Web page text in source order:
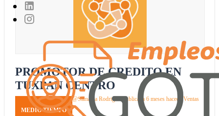
PROMOTOR DE CREDITO EN
TUXPAN CENTRO
MEDIO TIEMPO
@Samanta Rodriguez publicada 6 meses haceenVentas